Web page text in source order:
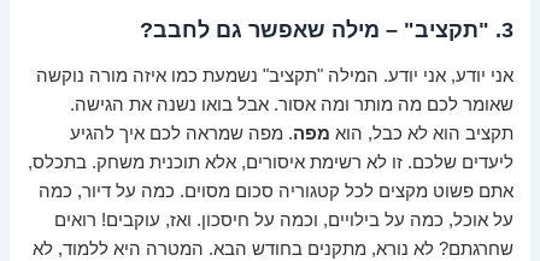
3. "תקציב" – מילה שאפשר גם לחבב?
אני יודע, אני יודע. המילה "תקציב" נשמעת כמו איזה מורה נוקשה
שאומר לכם מה מותר ומה אסור. אבל בואו נשנה את הגישה.
תקציב הוא לא כבל, הוא מפה. מפה שמראה לכם איך להגיע
ליעדים שלכם. זו לא רשימת איסורים, אלא תוכנית משחק. בתכלס,
אתם פשוט מקצים לכל קטגוריה סכום מסוים. כמה על דיור, כמה
על אוכל, כמה על בילויים, וכמה על חיסכון. ואז, עוקבים! רואים
שחרגתם? לא נורא, מתקנים בחודש הבא. המטרה היא ללמוד, לא